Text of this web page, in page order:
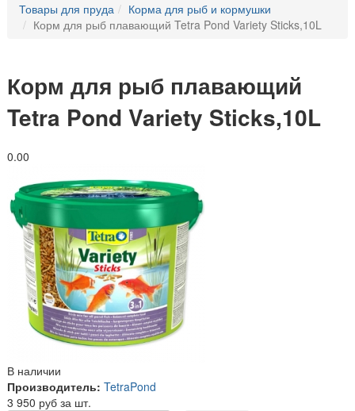
Товары для пруда
Корма для рыб и кормушки
Корм для рыб плавающий Tetra Pond Variety Sticks,10L
Корм для рыб плавающий
Tetra Pond Variety Sticks,10L
0.00
В наличии
Производитель: TetraPond
3 950 руб за шт.